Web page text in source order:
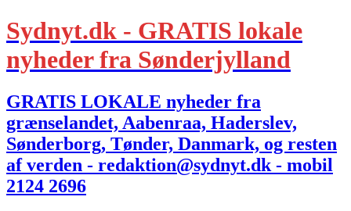
Sydnyt.dk - GRATIS lokale
nyheder fra Sønderjylland
GRATIS LOKALE nyheder fra
grænselandet, Aabenraa, Haderslev,
Sønderborg, Tønder, Danmark, og resten
af verden - redaktion@sydnyt.dk - mobil
2124 2696